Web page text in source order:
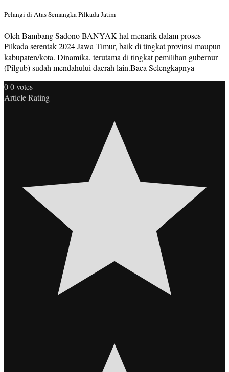
Pelangi di Atas Semangka Pilkada Jatim
Oleh Bambang Sadono BANYAK hal menarik dalam proses
Pilkada serentak 2024 Jawa Timur, baik di tingkat provinsi maupun
kabupaten/kota. Dinamika, terutama di tingkat pemilihan gubernur
(Pilgub) sudah mendahului daerah lain.Baca Selengkapnya
00votes
Article Rating